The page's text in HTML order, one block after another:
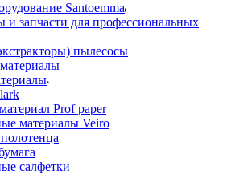
Santoemma
и запчасти для профессиональных
пылесосы
Prof paper
материалы Veiro
салфетки